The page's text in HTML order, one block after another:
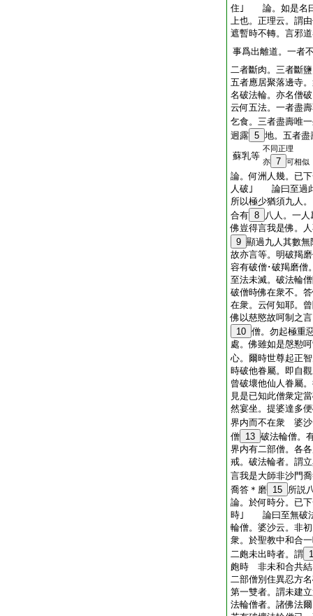
住｣ 論。如是名曰
上也。正理云。謂
遮暫時不轉。言邪
事爲出離道。一者
二者斷肉。三者斷
五者應居聚落邊寺
名破法輪。亦名僧
云何五法。一者盡
乞食。三者盡壽唯
迥露 5 地。五者盡
蘇乳等
不同正理
亦
7 可相似
論。何洲人幾。已
人破｣ 論曰至過
所以極少猶須九人
合有 8 八人。一
佛豈得言我是佛。
9 顯過九人其數
故亦言等。明破羯
容有破僧･破羯磨僧
至法未滅。破法輪
破僧時佛在衆不。
在衆。云何知耶。
佛以慈愍故呵制之
10 僧。勿起極重
處。佛雖如是慇懃
心。爾時世尊起正
時破他眷屬。即自
曾破壞他仙人眷屬
見是已知此僧衆定
然宴坐。提婆達多
界内而不在衆 婆沙
僧 13 破法輪僧。
界内有二部僧。各
戒。破法輪者。謂
言我是大師非沙門
喬答＊磨 15 所説
論。於何時分。已
時｣ 論曰至無破法
輪僧。婆沙云。非
衆。於聖教中和合
二皰未出時者。謂
皰時 非未和合共結
二部僧別住異忍方
第一雙者。謂未建
法輪僧者。諸佛法